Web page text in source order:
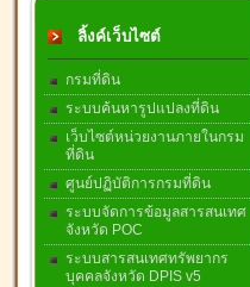
ลิ้งค์เว็บไซต์
กรมที่ดิน
ระบบค้นหารูปแปลงที่ดิน
เว็บไซต์หน่วยงานภายในกรม
ที่ดิน
ศูนย์ปฏิบัติการกรมที่ดิน
ระบบจัดการข้อมูลสารสนเทศ
จังหวัด POC
ระบบสารสนเทศทรัพยากร
บุคคลจังหวัด DPIS v5